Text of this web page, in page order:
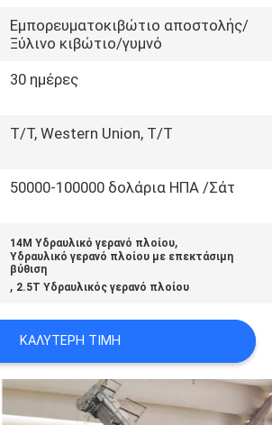
Εμπορευματοκιβώτιο αποστολής/
Ξύλινο κιβώτιο/γυμνό
30 ημέρες
T/T, Western Union, T/T
50000-100000 δολάρια ΗΠΑ /Σάτ
14M Υδραυλικό γερανό πλοίου,
Υδραυλικό γερανό πλοίου με επεκτάσιμη
βύθιση
, 2.5T Υδραυλικός γερανό πλοίου
ΚΑΛΎΤΕΡΗ ΤΙΜΉ